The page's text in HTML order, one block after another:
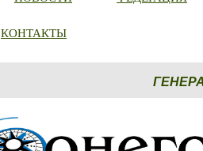
КОНТАКТЫ